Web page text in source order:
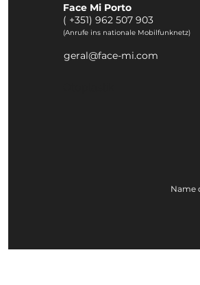
Face Mi Porto
( +351) 962 507 903
(Anrufe ins nationale Mobilfunknetz)
geral@face-mi.com
Name